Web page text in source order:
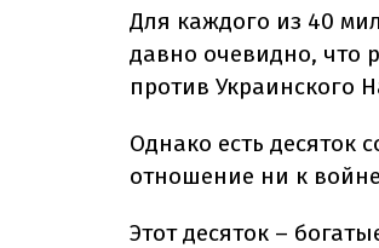
Для каждого из 40
давно очевидно, что
против Украинского
Однако есть десяток
отношение ни к
Этот десяток –